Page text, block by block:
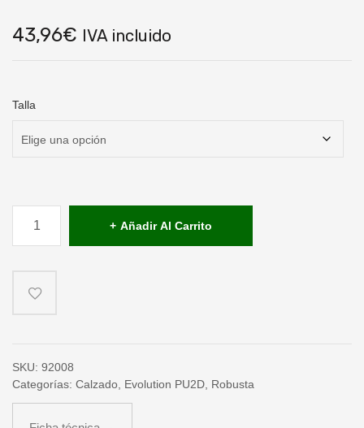
43,96€ IVA incluido
Talla
Añadir Al Carrito
SKU: 92008
Categorías: Calzado Evolution PU2D Robusta